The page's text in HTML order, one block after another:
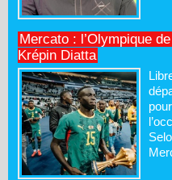
Mercato : l’Olympique
Krépin Diatta